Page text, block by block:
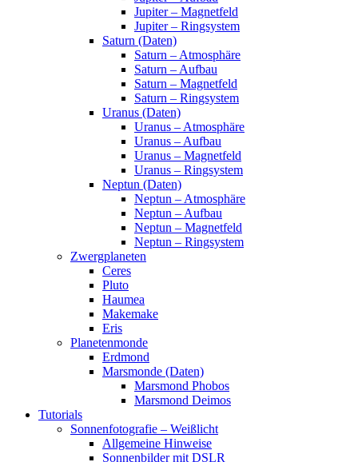
Jupiter – Magnetfeld
Jupiter – Ringsystem
Saturn (Daten)
Saturn – Atmosphäre
Saturn – Aufbau
Saturn – Magnetfeld
Saturn – Ringsystem
Uranus (Daten)
Uranus – Atmosphäre
Uranus – Aufbau
Uranus – Magnetfeld
Uranus – Ringsystem
Neptun (Daten)
Neptun – Atmosphäre
Neptun – Aufbau
Neptun – Magnetfeld
Neptun – Ringsystem
Zwergplaneten
Ceres
Pluto
Haumea
Makemake
Eris
Planetenmonde
Erdmond
Marsmonde (Daten)
Marsmond Phobos
Marsmond Deimos
Tutorials
Sonnenfotografie – Weißlicht
Allgemeine Hinweise
Sonnenbilder mit DSLR